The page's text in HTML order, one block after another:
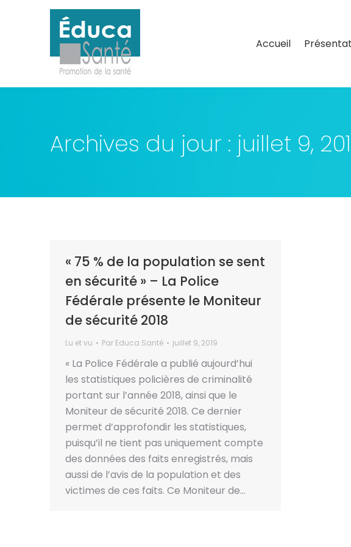
Accueil
Archives du jour : juillet 9,
« 75 % de la population se sent
en sécurité » – La Police
Fédérale présente le Moniteur
de sécurité 2018
Lu et vu Par Educa Santé juillet 9, 2019
« La Police Fédérale a publié aujourd’hui
les statistiques policières de criminalité
portant sur l’année 2018, ainsi que le
Moniteur de sécurité 2018. Ce dernier
permet d’approfondir les statistiques,
puisqu’il ne tient pas uniquement compte
des données des faits enregistrés, mais
aussi de l’avis de la population et des
victimes de ces faits. Ce Moniteur de…